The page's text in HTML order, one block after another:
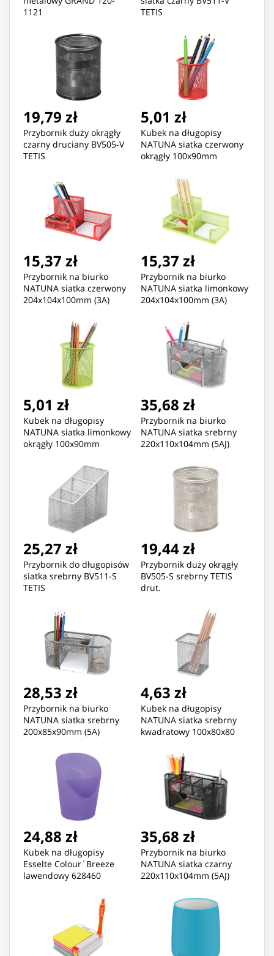
1121
TETIS
19,79 zł
Przybornik duży okrągły
czarny druciany BV505-V
TETIS
5,01 zł
Kubek na długopisy
NATUNA siatka czerwony
okrągły 100x90mm
15,37 zł
Przybornik na biurko
NATUNA siatka czerwony
204x104x100mm (3A)
15,37 zł
Przybornik na biurko
NATUNA siatka limonkowy
204x104x100mm (3A)
5,01 zł
Kubek na długopisy
NATUNA siatka limonkowy
okrągły 100x90mm
35,68 zł
Przybornik na biurko
NATUNA siatka srebrny
220x110x104mm (5AJ)
25,27 zł
Przybornik do długopisów
siatka srebrny BV511-S
TETIS
19,44 zł
Przybornik duży okrągły
BV505-S srebrny TETIS
drut.
28,53 zł
Przybornik na biurko
NATUNA siatka srebrny
200x85x90mm (5A)
4,63 zł
Kubek na długopisy
NATUNA siatka srebrny
kwadratowy 100x80x80
24,88 zł
Kubek na długopisy
Esselte Colour`Breeze
lawendowy 628460
35,68 zł
Przybornik na biurko
NATUNA siatka czarny
220x110x104mm (5AJ)